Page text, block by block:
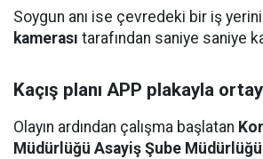
Soygun anı ise çevredeki bir iş
kamerası tarafından saniye saniye
Kaçış planı APP plakayla
Olayın ardından çalışma başlatan
Müdürlüğü Asayiş Şube Müdürlüğü